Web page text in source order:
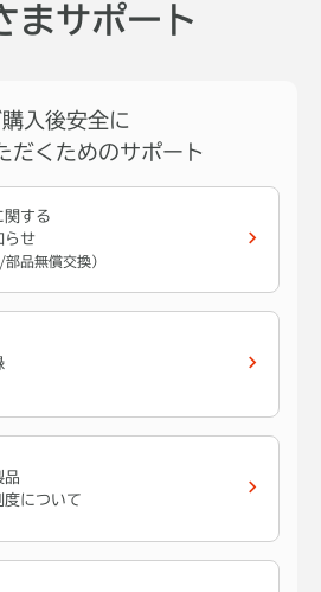
まサポート
購入後安全に
だくためのサポート
関する
らせ
部品無償交換）
品
度について